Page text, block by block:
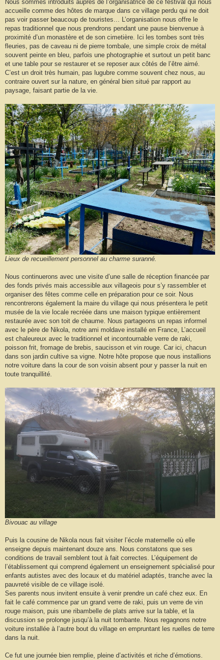
Nous sommes introduits auprès de l’organisatrice de ce festival qui nous
accueille comme des hôtes de marque dans ce village perdu qui ne doit
pas voir passer beaucoup de touristes… L’organisation nous offre le
repas traditionnel que nous prendrons pendant une pause bienvenue à
proximité d’un monastère et de son cimetière. Ici les tombes sont très
fleuries, pas de caveau ni de pierre tombale, une simple croix de métal
souvent peinte en bleu, parfois une photographie et surtout un petit banc
et une table pour se restaurer et se reposer aux côtés de l’être aimé.
C’est un droit très humain, pas lugubre comme souvent chez nous, au
contraire ouvert sur la nature, en général bien situé par rapport au
paysage, faisant partie de la vie.
Lieux de recueillement personnel au charme suranné.
Nous continuerons avec une visite d’une salle de réception financée par
des fonds privés mais accessible aux villageois pour s’y rassembler et
organiser des fêtes comme celle en préparation pour ce soir. Nous
rencontrerons également la maire du village qui nous présentera le petit
musée de la vie locale recréée dans une maison typique entièrement
restaurée avec son toit de chaume. Nous partageons un repas informel
avec le père de Nikola, notre ami moldave installé en France, L’accueil
est chaleureux avec le traditionnel et incontournable verre de raki,
poisson frit, fromage de brebis, saucisson et vin rouge. Car ici, chacun
dans son jardin cultive sa vigne. Notre hôte propose que nous installions
notre voiture dans la cour de son voisin absent pour y passer la nuit en
toute tranquillité.
Bivouac au village
Puis la cousine de Nikola nous fait visiter l’école maternelle où elle
enseigne depuis maintenant douze ans. Nous constatons que ses
conditions de travail semblent tout à fait correctes. L’équipement de
l’établissement qui comprend également un enseignement spécialisé pour
enfants autistes avec des locaux et du matériel adaptés, tranche avec la
pauvreté visible de ce village isolé.
Ses parents nous invitent ensuite à venir prendre un café chez eux. En
fait le café commence par un grand verre de raki, puis un verre de vin
rouge maison, puis une ribambelle de plats arrive sur la table, et la
discussion se prolonge jusqu’à la nuit tombante. Nous regagnons notre
voiture installée à l’autre bout du village en empruntant les ruelles de terre
dans la nuit.
Ce fut une journée bien remplie, pleine d’activités et riche d’émotions.